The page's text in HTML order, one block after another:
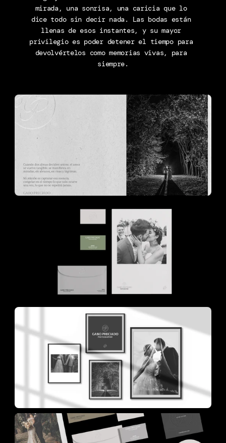
mirada, una sonrisa, una caricia que lo
dice todo sin decir nada. Las bodas están
llenas de esos instantes, y su mayor
privilegio es poder detener el tiempo para
devolvértelos como memorias vivas, para
siempre.